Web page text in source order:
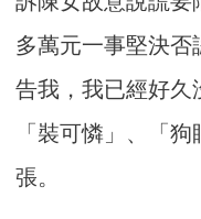
多萬元一事堅決否
告我，我已經好久
「裝可憐」、「
張。